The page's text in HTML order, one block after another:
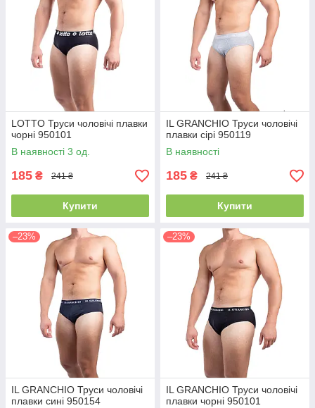
LOTTO Труси чоловічі плавки
чорні 950101
В наявності 3 од.
185 ₴ 241 ₴
Купити
IL GRANCHIO Труси чоловічі
плавки сірі 950119
В наявності
185 ₴ 241 ₴
Купити
–23%
IL GRANCHIO Труси чоловічі
плавки сині 950154
–23%
IL GRANCHIO Труси чоловічі
плавки чорні 950101